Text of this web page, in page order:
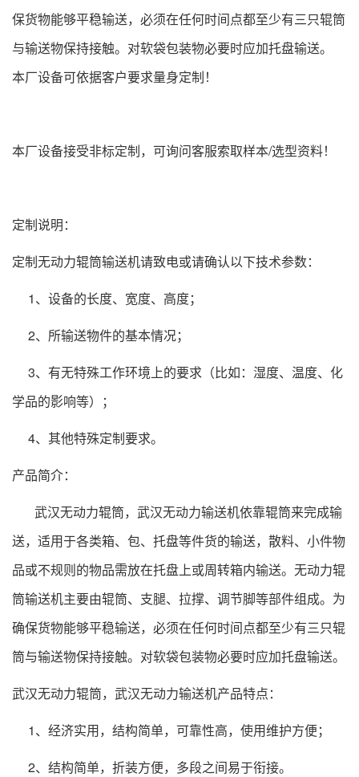
保货物能够平稳输送，必须在任何时间点都至少有三只辊筒
与输送物保持接触。对软袋包装物必要时应加托盘输送。
本厂设备可依据客户要求量身定制！
本厂设备接受非标定制，可询问客服索取样本/选型资料！
定制说明：
定制无动力辊筒输送机请致电或请确认以下技术参数：
1、设备的长度、宽度、高度；
2、所输送物件的基本情况；
3、有无特殊工作环境上的要求（比如：湿度、温度、化
学品的影响等）；
4、其他特殊定制要求。
产品简介：
武汉无动力辊筒，武汉无动力输送机依靠辊筒来完成输
送，适用于各类箱、包、托盘等件货的输送，散料、小件物
品或不规则的物品需放在托盘上或周转箱内输送。无动力辊
筒输送机主要由辊筒、支腿、拉撑、调节脚等部件组成。为
确保货物能够平稳输送，必须在任何时间点都至少有三只辊
筒与输送物保持接触。对软袋包装物必要时应加托盘输送。
武汉无动力辊筒，武汉无动力输送机产品特点：
1、经济实用，结构简单，可靠性高，使用维护方便；
2、结构简单，折装方便，多段之间易于衔接。